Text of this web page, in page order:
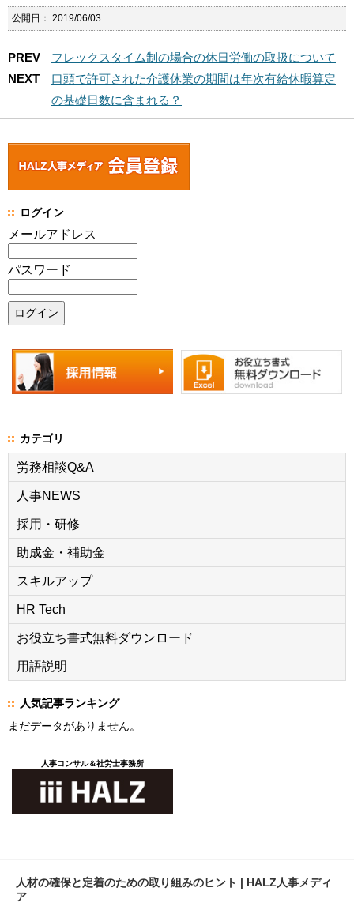
公開日： 2019/06/03
PREV
フレックスタイム制の場合の休日労働の取扱について
NEXT
口頭で許可された介護休業の期間は年次有給休暇算定
の基礎日数に含まれる？
ログイン
メールアドレス
パスワード
カテゴリ
労務相談Q&A
人事NEWS
採用・研修
助成金・補助金
スキルアップ
HR Tech
お役立ち書式無料ダウンロード
用語説明
人気記事ランキング
まだデータがありません。
人事コンサル＆社労士事務所
人材の確保と定着のための取り組みのヒント | HALZ人事メディ
ア